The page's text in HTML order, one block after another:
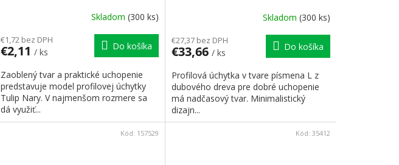
Skladom (300 ks)
€1,72 bez DPH
€2,11 / ks
Do košíka
Zaoblený tvar a praktické uchopenie
predstavuje model profilovej úchytky
Tulip Nary. V najmenšom rozmere sa
dá využiť...
Skladom (300 ks)
€27,37 bez DPH
€33,66 / ks
Do košíka
Profilová úchytka v tvare písmena L z
dubového dreva pre dobré uchopenie
má nadčasový tvar. Minimalistický
dizajn...
Kód: 157529 Kód: 35412